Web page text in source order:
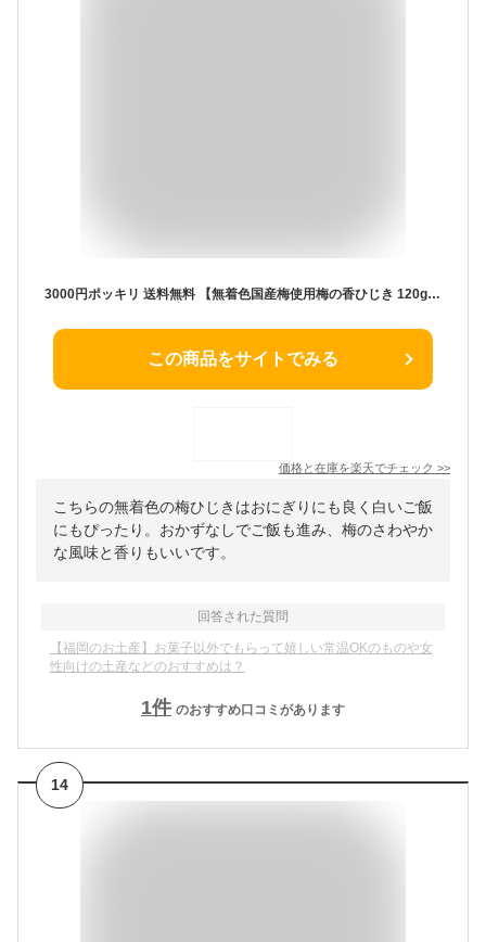
3000円ポッキリ 送料無料 【無着色国産梅使用梅の香ひじき 120g×4箱セット】 ふく富 お土産 福岡 博多 太宰府 ふりかけ 無着色 梅ひじき 国産 お取り寄せ おかず おにぎり おむすび まぜご飯 プレゼント ギフト 手土産 梅 ひじき
この商品をサイトでみる
価格と在庫を楽天でチェック >>
こちらの無着色の梅ひじきはおにぎりにも良く白いご飯
にもぴったり。おかずなしでご飯も進み、梅のさわやか
な風味と香りもいいです。
回答された質問
【福岡のお土産】お菓子以外でもらって嬉しい常温OKのものや女
性向けの土産などのおすすめは？
1件 のおすすめ口コミがあります
14